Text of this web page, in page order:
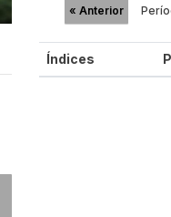
« Anterior
Índices